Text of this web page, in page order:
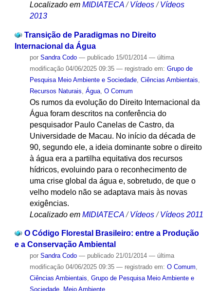
Localizado em MIDIATECA /Vídeos /Vídeos
2013
Transição de Paradigmas no Direito
Internacional da Água
por Sandra Codo — publicado15/01/2014 — última
modificação04/06/2025 09:35 — registrado em: Grupo de
Pesquisa Meio Ambiente e Sociedade, Ciências Ambientais
Recursos Naturais Água, O Comum
Os rumos da evolução do Direito Internacional da
Água foram descritos na conferência do
pesquisador Paulo Canelas de Castro, da
Universidade de Macau. No início da década de
90, segundo ele, a ideia dominante sobre o direito
à água era a partilha equitativa dos recursos
hídricos, evoluindo para o reconhecimento de
uma crise global da água e, sobretudo, de que o
velho modelo não se adaptava mais às novas
exigências.
Localizado em MIDIATECA /Vídeos /Vídeos 2011
O Código Florestal Brasileiro: entre a Produção
e a Conservação Ambiental
por Sandra Codo — publicado21/01/2014 — última
modificação04/06/2025 09:35 — registrado em: O Comum,
Ciências Ambientais, Grupo de Pesquisa Meio Ambiente e
Sociedade, Meio Ambiente